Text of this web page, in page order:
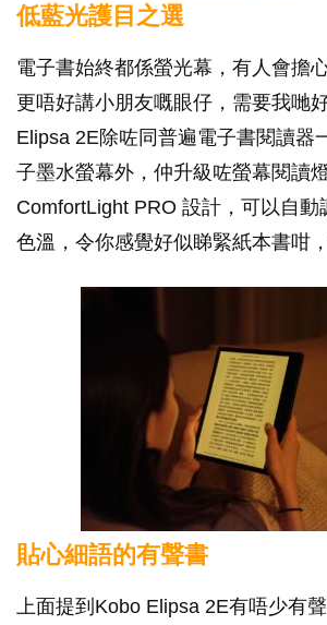
低藍光護目之選
電子書始終都係螢光幕，有人會擔
更唔好講小朋友嘅眼仔，需要我哋
Elipsa 2E除咗同普遍電子書閱讀器
子墨水螢幕外，仲升級咗螢幕閱讀
ComfortLight PRO 設計，可以自動
色溫，令你感覺好似睇緊紙本書咁
貼心細語的有聲書
上面提到Kobo Elipsa 2E有唔少有